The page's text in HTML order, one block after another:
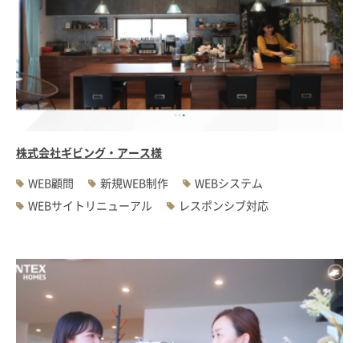
#販促・ノベルティーグッズ制作
#ロゴマークデザイン
#SDGsサポート
#IT導入補助金
#JavaScript
#WEBサーバ移転
#AWS構築
#IoT関連
#Androidアプリ開発
#インソーシングコンサルティング
#採用・求人
#学校・教育・スクール
#病院・クリニック・医療
#集客サポート #広告運用
株式会社ギビング・アース様
WEB顧問
新規WEB制作
WEBシステム
WEBサイトリニューアル
レスポンシブ対応